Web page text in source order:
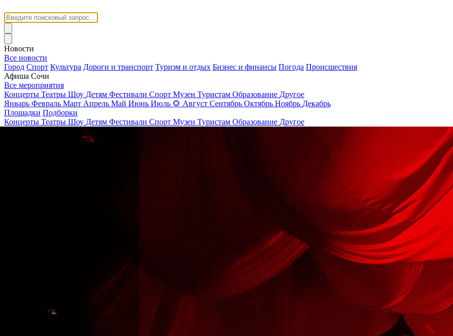
Новости
Все новости
Город Спорт Культура Дороги и транспорт Туризм и отдых Бизнес и финансы Погода Происшествия
Афиша Сочи
Все мероприятия
Концерты Театры Шоу Детям Фестивали Спорт Музеи Туристам Образование Другое
Январь Февраль Март Апрель Май Июнь Июль 🌻 Август Сентябрь Октябрь Ноябрь Декабрь
Площадки Подборки
Концерты Театры Шоу Детям Фестивали Спорт Музеи Туристам Образование Другое